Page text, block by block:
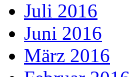
Juli 2016
Juni 2016
März 2016